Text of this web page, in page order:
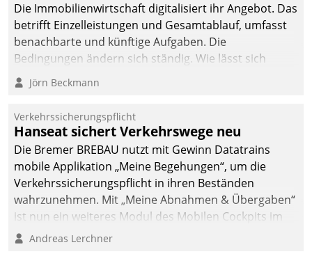
Die Immobilienwirtschaft digitalisiert ihr Angebot. Das
betrifft Einzelleistungen und Gesamtablauf, umfasst
benachbarte und künftige Aufgaben. Die
Bedingungen ändern sich ständig. Wie lässt sich
technisch die Kontrolle wahren und zugleich Freiraum
fürs Wachsen öffnen?
Jörn Beckmann
Verkehrssicherungspflicht
Hanseat sichert Verkehrswege neu
Die Bremer BREBAU nutzt mit Gewinn Datatrains
mobile Applikation „Meine Begehungen“, um die
Verkehrssicherungspflicht in ihren Beständen
wahrzunehmen. Mit „Meine Abnahmen & Übergaben“
ist nun ein weiteres Modul des Mobilen Cockpits im
Einsatz.
Andreas Lerchner